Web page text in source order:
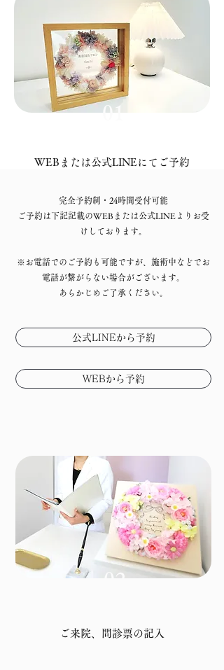
01
WEBまたは公式LINEにてご予約
完全予約制・24時間受付可能
​ご予約は下記記載のWEBまたは公式LINEよりお受
けしております。
※お電話でのご予約も可能ですが、施術中などでお
電話が繋がらない場合がございます。
あらかじめご了承ください。​
公式LINEから予約
WEBから予約
02
ご来院、問診票の記入